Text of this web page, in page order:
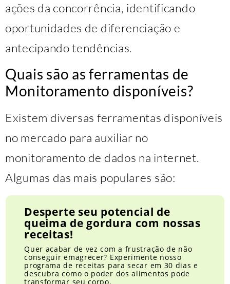
ações da concorrência, identificando
oportunidades de diferenciação e
antecipando tendências.
Quais são as ferramentas de
Monitoramento disponíveis?
Existem diversas ferramentas disponíveis
no mercado para auxiliar no
monitoramento de dados na internet.
Algumas das mais populares são:
Desperte seu potencial de
queima de gordura com nossas
receitas!
Quer acabar de vez com a frustração de não
conseguir emagrecer? Experimente nosso
programa de receitas para secar em 30 dias e
descubra como o poder dos alimentos pode
transformar seu corpo.